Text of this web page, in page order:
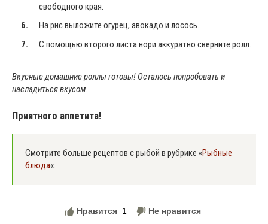
свободного края.
На рис выложите огурец, авокадо и лосось.
С помощью второго листа нори аккуратно сверните ролл.
Вкусные домашние роллы готовы! Осталось попробовать и
насладиться вкусом.
Приятного аппетита!
Смотрите больше рецептов с рыбой в рубрике «Рыбные
блюда«.
Нравится 1 Не нравится